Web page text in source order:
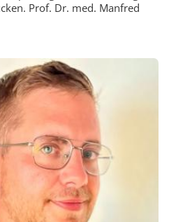
Prof. Dr. med. Manfred